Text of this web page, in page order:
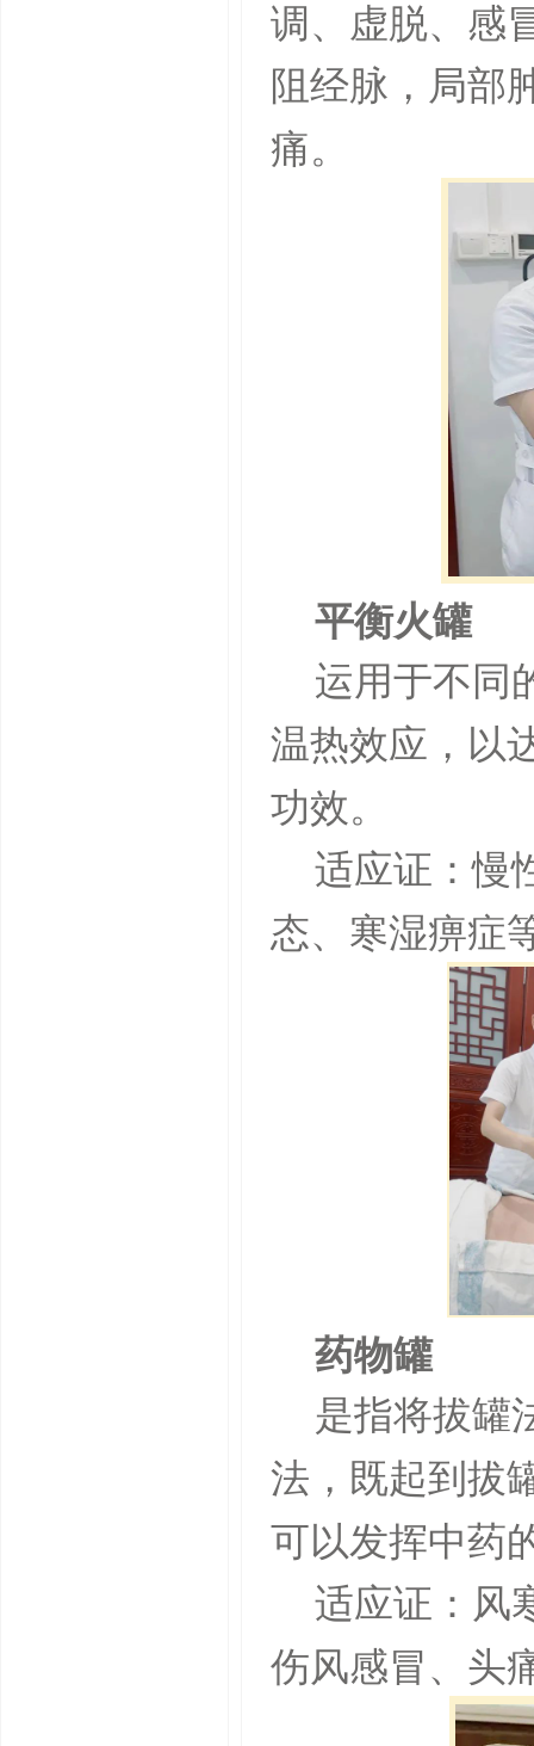
调、虚脱、感
阻经脉，局部
痛。
平衡火罐
运用于不同
温热效应，以
功效。
适应证：慢
态、寒湿痹症
药物罐
是指将拔罐
法，既起到拔
可以发挥中药
适应证：风
伤风感冒、头